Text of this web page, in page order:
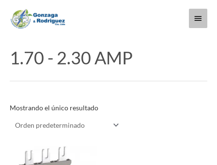
contenido
Menú
1.70 - 2.30 AMP
Mostrando el único resultado